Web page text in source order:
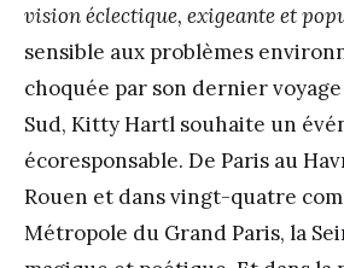
vision éclectique, exigeante et
sensible aux problèmes
choquée par son dernier
Sud, Kitty Hartl souhaite un
écoresponsable. De Paris au
Rouen et dans vingt-quatre
Métropole du Grand Paris, la